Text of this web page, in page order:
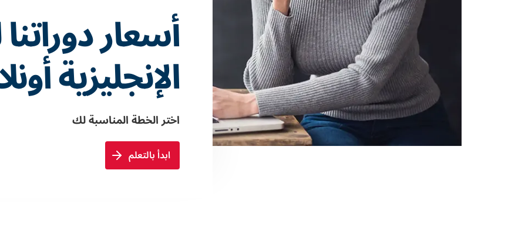
أسعار
الإنجليزية
اختر الخطة المناسبة لك
ابدأ بالتعلم